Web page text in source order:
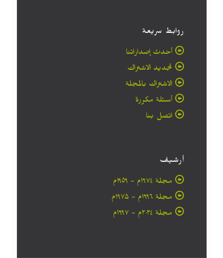
روابط سريعة
أحدث إصداراتنا
تجديد الاشتراك
الاشتراك بالمجلة
أسئلة مكررة
اتصل بنا
أرشيف
مجلة ۱۹۷٤م - ١٩٥٩م
مجلة ۱۹۹٦م - ۱۹۷۵م
مجلة ۲۰۲٤م - ۱۹۹۷م